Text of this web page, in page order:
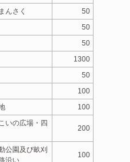
んさく
50
50
50
1300
50
100
100
いの広場・四
200
公園及び畝刈
沿い
100